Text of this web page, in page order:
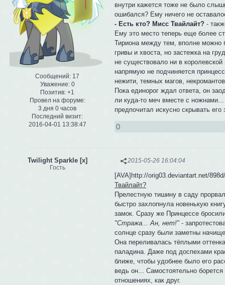
Сообщений: 17
Уважение: 0
Позитив: +1
Провел на форуме:
3 дня 0 часов
Последний визит:
2016-04-01 13:38:47
внутри кажется тоже не было
ошибался? Ему ничего не
- Есть кто? Мисс Твайлайт? -
Ему это место теперь еще более
Тириона между тем, вполне можно
гривы и хвоста, но застежка на
не существовало ни в
напрямую не подчиняется
нежити, темных магов,
Пока единорог ждал ответа, он
ли куда-то меч вместе с
предпочитал искусно скрывать
0
2015-05-26 16:04:04
Twilight Sparkle [x]
Гость
[AVA]http://orig03.deviantart.net/
Твайлайт?
Прелестную тишину в саду
быстро захлопнула новенькую
замок. Сразу же Принцессе
"Стража... Ан, нет!" -
солнце сразу были заметны
Она переливалась тёплыми
паладина. Даже под доспехами
ближе, чтобы удобнее было его
ведь он... Самостоятельно
отношениях, как друг.